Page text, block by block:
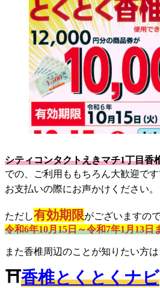
シティコンタクトえきマチ1丁目香
での、ご利用ももちろん大歓迎です
お支払いの際にお声かけください。
ただし有効期限がございますの
令和6年10月15日～令和7年1月13日
また香椎周辺のことが知りたい方
⛩香椎とくとくナビ